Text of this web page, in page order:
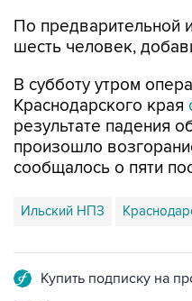
По предварительной
шесть человек,
В субботу утром
Краснодарского края
результате падения
произошло
сообщалось о пяти
Ильский НПЗ
Купить подписку на